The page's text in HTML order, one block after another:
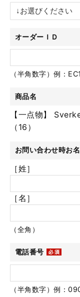
オーダーＩＤ
（半角数字）例：
商品名
【一点物】
（16）
お問い合わせ時お
［姓］
［名］
（全角）
電話番号
（半角数字）例：